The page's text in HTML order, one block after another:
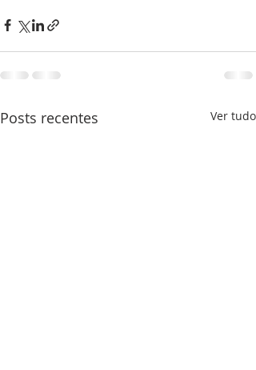
Posts recentes Ver tudo